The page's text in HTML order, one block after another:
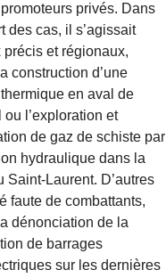
privés. Dans
des cas, il s’agissait
précis et régionaux,
construction d’une
en aval de
ou l’exploration et
de gaz de schiste par
hydraulique dans la
Saint-Laurent. D’autres
faute de combattants,
dénonciation de la
de barrages
sur les dernières